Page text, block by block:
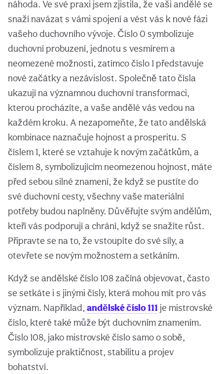
náhoda. Ve své praxi jsem zjistila, že vaši andělé se
snaží navázat s vámi spojení a vést vás k nové fázi
vašeho duchovního vývoje. Číslo 0 symbolizuje
duchovní probuzení, jednotu s vesmírem a
neomezené možnosti, zatímco číslo 1 představuje
nové začátky a nezávislost. Společně tato čísla
ukazují na významnou duchovní transformaci,
kterou procházíte, a vaše andělé vás vedou na
každém kroku. A nezapomeňte, že tato andělská
kombinace naznačuje hojnost a prosperitu. S
číslem 1, které se vztahuje k novým začátkům, a
číslem 8, symbolizujícím neomezenou hojnost, máte
před sebou silné znamení, že když se pustíte do
své duchovní cesty, všechny vaše materiální
potřeby budou naplněny. Důvěřujte svým andělům,
kteří vás podporují a chrání, když se snažíte růst.
Připravte se na to, že vstoupíte do své síly, a
otevřete se novým možnostem a setkáním.
Když se andělské číslo 108 začíná objevovat, často
se setkáte i s jinými čísly, která mohou mít pro vás
význam. Například, andělské číslo 111 je mistrovské
číslo, které také může být duchovním znamením.
Číslo 108, jako mistrovské číslo samo o sobě,
symbolizuje praktičnost, stabilitu a projev
bohatství.